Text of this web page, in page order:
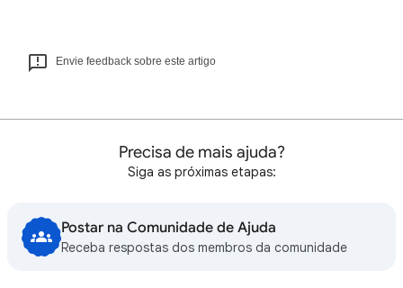
Envie feedback sobre este artigo
Precisa de mais ajuda?
Siga as próximas etapas:
Postar na Comunidade de Ajuda
Receba respostas dos membros da comunidade